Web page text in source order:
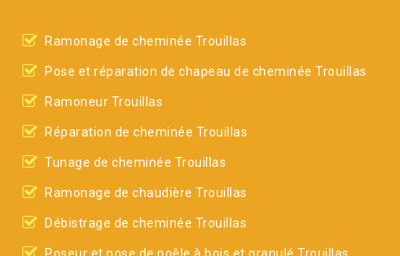
Ramonage de cheminée Trouillas
Pose et réparation de chapeau de cheminée Trouillas
Ramoneur Trouillas
Réparation de cheminée Trouillas
Tunage de cheminée Trouillas
Ramonage de chaudière Trouillas
Débistrage de cheminée Trouillas